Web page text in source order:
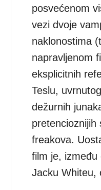
posvećenom
vezi dvoje
naklonostima
napravljenom
eksplicitnih
Teslu,
dežurnih
pretencioznijih
freakova.
film je,
Jacku